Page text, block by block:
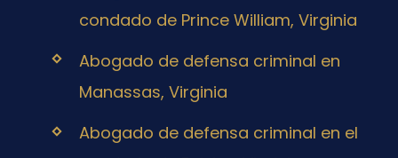
condado de Prince William, Virginia
Abogado de defensa criminal en
Manassas, Virginia
Abogado de defensa criminal en el